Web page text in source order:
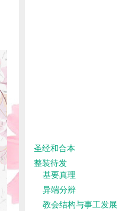
圣经和合本
整装待发
基要真理
异端分辨
教会结构与事工发展